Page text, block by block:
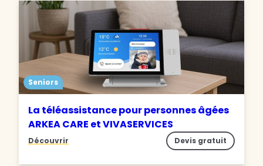
Seniors
La téléassistance pour personnes âgées
ARKEA CARE et VIVASERVICES
Découvrir Devis gratuit